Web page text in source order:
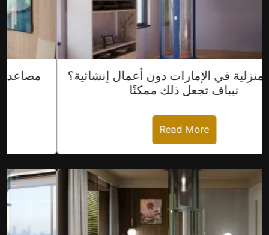
مصاعد منزلية في الإمارات دون أعمال إنشائية؟
نيباف تجعل ذلك ممكنًا